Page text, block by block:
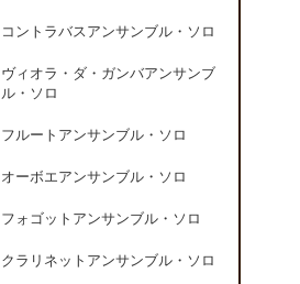
コントラバスアンサンブル・ソロ
ヴィオラ・ダ・ガンバアンサンブ
ル・ソロ
フルートアンサンブル・ソロ
オーボエアンサンブル・ソロ
フォゴットアンサンブル・ソロ
クラリネットアンサンブル・ソロ